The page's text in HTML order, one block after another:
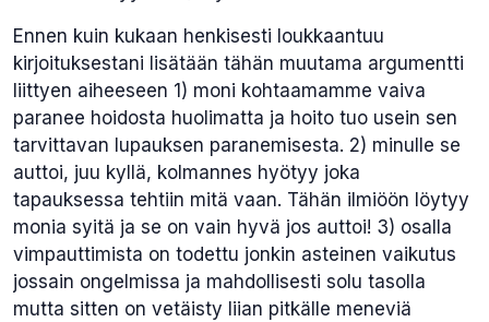
Ennen kuin kukaan henkisesti loukkaantuu
kirjoituksestani lisätään tähän muutama argumentti
liittyen aiheeseen 1) moni kohtaamamme vaiva
paranee hoidosta huolimatta ja hoito tuo usein sen
tarvittavan lupauksen paranemisesta. 2) minulle se
auttoi, juu kyllä, kolmannes hyötyy joka
tapauksessa tehtiin mitä vaan. Tähän ilmiöön löytyy
monia syitä ja se on vain hyvä jos auttoi! 3) osalla
vimpauttimista on todettu jonkin asteinen vaikutus
jossain ongelmissa ja mahdollisesti solu tasolla
mutta sitten on vetäisty liian pitkälle meneviä